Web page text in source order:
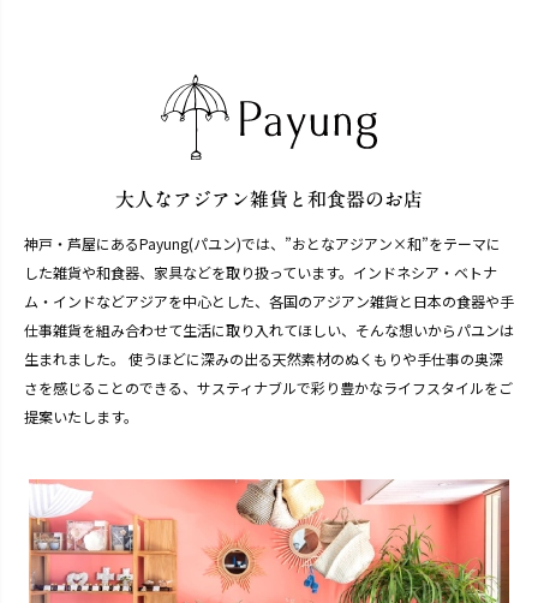
神戸・芦屋にあるPayung(パユン)では、”おとなアジアン×和”をテーマに
した雑貨や和食器、家具などを取り扱っています。インドネシア・ベトナ
ム・インドなどアジアを中心とした、各国のアジアン雑貨と日本の食器や手
仕事雑貨を組み合わせて生活に取り入れてほしい、そんな想いからパユンは
生まれました。 使うほどに深みの出る天然素材のぬくもりや手仕事の奥深
さを感じることのできる、サスティナブルで彩り豊かなライフスタイルをご
提案いたします。